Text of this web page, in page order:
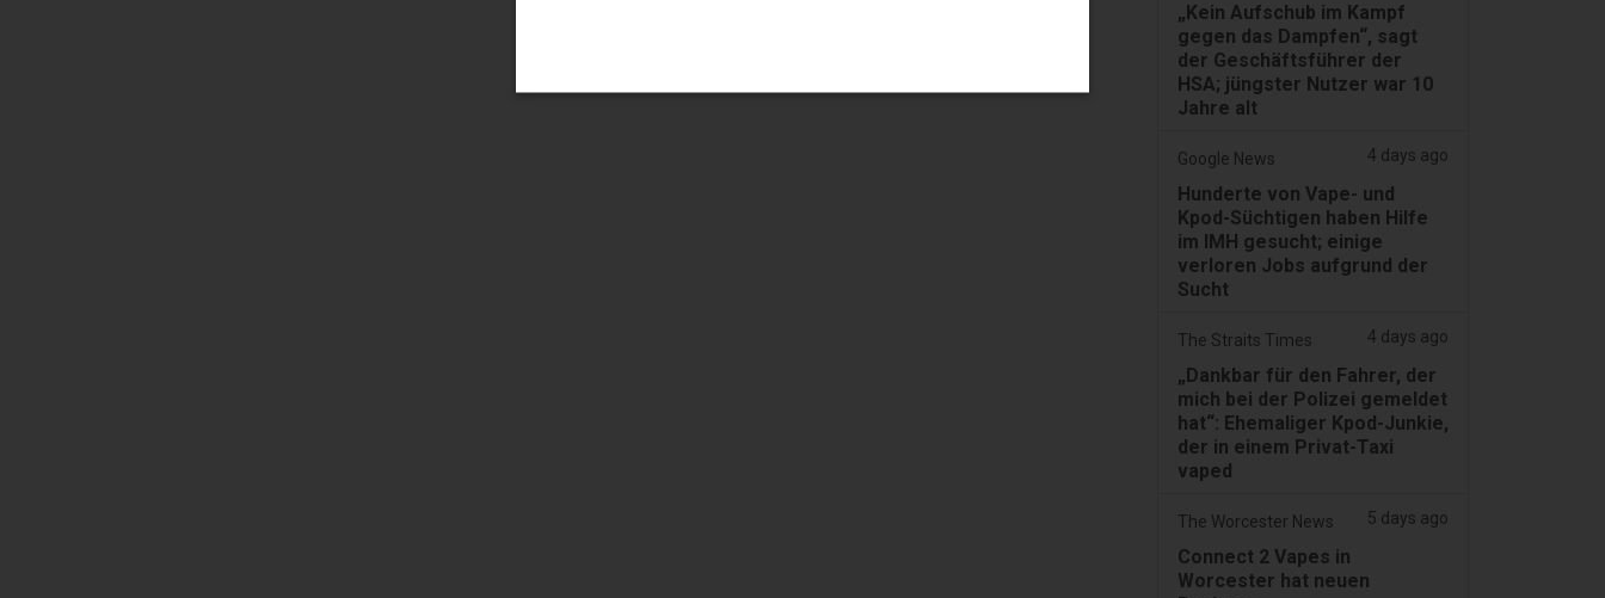
„Kein Aufschub im Kampf
gegen das Dampfen“, sagt
der Geschäftsführer der
HSA; jüngster Nutzer war 10
Jahre alt
Google News 4 days ago
Hunderte von Vape- und
Kpod-Süchtigen haben Hilfe
im IMH gesucht; einige
verloren Jobs aufgrund der
Sucht
The Straits Times 4 days ago
„Dankbar für den Fahrer, der
mich bei der Polizei gemeldet
hat“: Ehemaliger Kpod-Junkie,
der in einem Privat-Taxi
vaped
The Worcester News 5 days ago
Connect 2 Vapes in
Worcester hat neuen